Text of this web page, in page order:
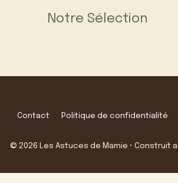
Notre Sélection
Contact Politique de confidentialité
© 2026 Les Astuces de Mamie • Construit